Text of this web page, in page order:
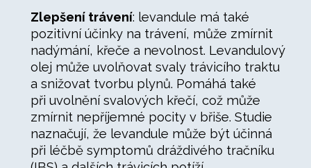
Zlepšení trávení: levandule má také
pozitivní účinky na trávení, může zmírnit
nadýmání, křeče a nevolnost. Levandulový
olej může uvolňovat svaly trávicího traktu
a snižovat tvorbu plynů. Pomáhá také
při uvolnění svalových křečí, což může
zmírnit nepříjemné pocity v břiše. Studie
naznačují, že levandule může být účinná
při léčbě symptomů dráždivého tračníku